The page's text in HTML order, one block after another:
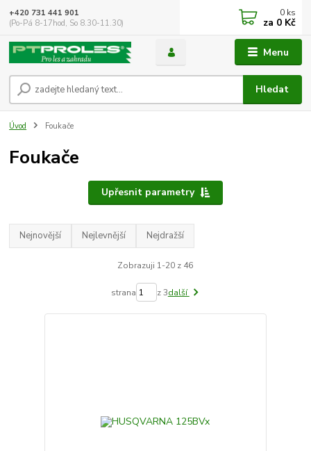
Menu
Hledat
+420 731 441 901
(Po-Pá 8-17hod, So 8.30-11.30)
0 ks
za 0 Kč
Úvod Foukače
Foukače
Upřesnit parametry
Nejnovější Nejlevnější Nejdražší
Zobrazuji 1-20 z 46
strana z 3další